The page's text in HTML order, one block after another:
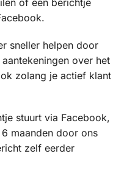
of een berichtje
sneller helpen door
over het
zolang je actief klant
stuurt via Facebook,
maanden door ons
zelf eerder